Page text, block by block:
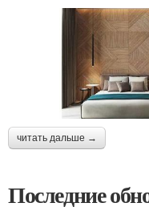
читать дальше →
Последние